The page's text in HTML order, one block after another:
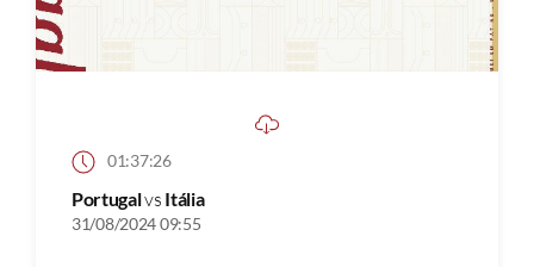
01:37:26
Portugalvs Itália
31/08/2024 09:55